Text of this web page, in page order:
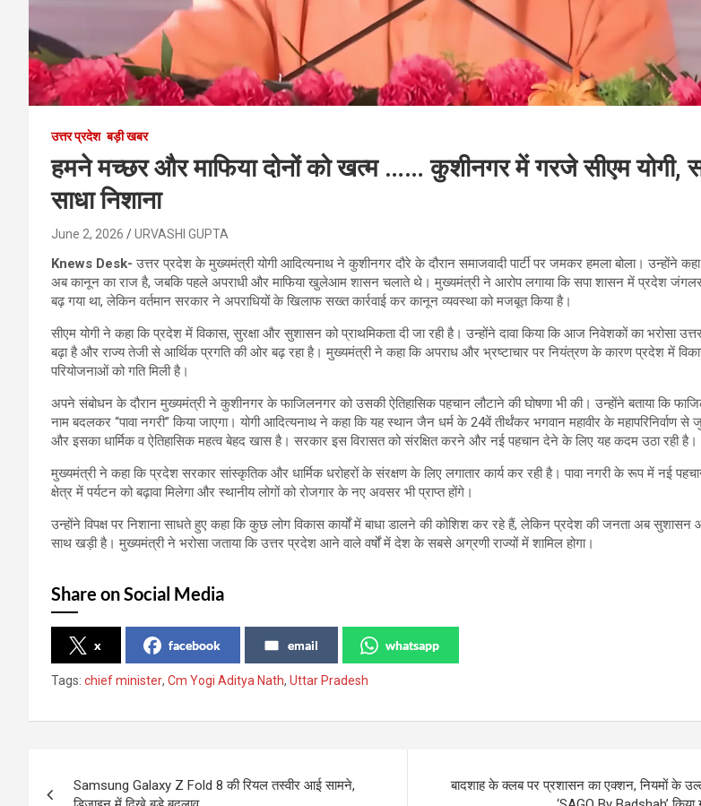
उत्तर प्रदेश बड़ी खबर
हमने मच्छर और माफिया दोनों को खत्म …… कुशीनगर में गरजे सीएम योगी,
साधा निशाना
June 2, 2026 URVASHI GUPTA
Knews Desk- उत्तर प्रदेश के मुख्यमंत्री योगी आदित्यनाथ ने कुशीनगर दौरे के दौरान समाजवादी पार्टी पर जमकर हमला बोला। उन्होंने
अब कानून का राज है, जबकि पहले अपराधी और माफिया खुलेआम शासन चलाते थे। मुख्यमंत्री ने आरोप लगाया कि सपा शासन में प्रदेश
बढ़ गया था, लेकिन वर्तमान सरकार ने अपराधियों के खिलाफ सख्त कार्रवाई कर कानून व्यवस्था को मजबूत किया है।
सीएम योगी ने कहा कि प्रदेश में विकास, सुरक्षा और सुशासन को प्राथमिकता दी जा रही है। उन्होंने दावा किया कि आज निवेशकों का भरोसा
बढ़ा है और राज्य तेजी से आर्थिक प्रगति की ओर बढ़ रहा है। मुख्यमंत्री ने कहा कि अपराध और भ्रष्टाचार पर नियंत्रण के कारण प्रदेश में
परियोजनाओं को गति मिली है।
अपने संबोधन के दौरान मुख्यमंत्री ने कुशीनगर के फाजिलनगर को उसकी ऐतिहासिक पहचान लौटाने की घोषणा भी की। उन्होंने बताया कि
नाम बदलकर “पावा नगरी” किया जाएगा। योगी आदित्यनाथ ने कहा कि यह स्थान जैन धर्म के 24वें तीर्थंकर भगवान महावीर के महापरिनिर्वाण
और इसका धार्मिक व ऐतिहासिक महत्व बेहद खास है। सरकार इस विरासत को संरक्षित करने और नई पहचान देने के लिए यह कदम उठा रही है।
मुख्यमंत्री ने कहा कि प्रदेश सरकार सांस्कृतिक और धार्मिक धरोहरों के संरक्षण के लिए लगातार कार्य कर रही है। पावा नगरी के रूप में नई
क्षेत्र में पर्यटन को बढ़ावा मिलेगा और स्थानीय लोगों को रोजगार के नए अवसर भी प्राप्त होंगे।
उन्होंने विपक्ष पर निशाना साधते हुए कहा कि कुछ लोग विकास कार्यों में बाधा डालने की कोशिश कर रहे हैं, लेकिन प्रदेश की जनता अब
साथ खड़ी है। मुख्यमंत्री ने भरोसा जताया कि उत्तर प्रदेश आने वाले वर्षों में देश के सबसे अग्रणी राज्यों में शामिल होगा।
Share on Social Media
x facebook email whatsapp
Tags: chief minister, Cm Yogi Aditya Nath, Uttar Pradesh
Samsung Galaxy Z Fold 8 की रियल तस्वीर आई सामने,
बादशाह के क्लब पर प्रशासन का एक्शन, नियमों के